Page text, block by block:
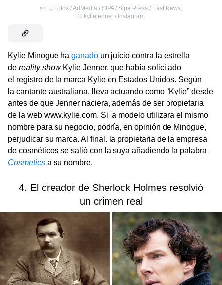
© LJ Fotos / AdMedia / SIPA / Sipa Press / East News,
© kyliejenner / Instagram
Kylie Minogue ha ganado un juicio contra la estrella
de reality showKylie Jenner, que había solicitado
el registro de la marca Kylie en Estados Unidos. Según
la cantante australiana, lleva actuando como “Kylie” desde
antes de que Jenner naciera, además de ser propietaria
de la web www.kylie.com. Si la modelo utilizara el mismo
nombre para su negocio, podría, en opinión de Minogue,
perjudicar su marca. Al final, la propietaria de la empresa
de cosméticos se salió con la suya añadiendo la palabra
Cosmetics a su nombre.
4. El creador de Sherlock Holmes resolvió
un crimen real